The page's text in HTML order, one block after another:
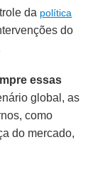
da política
do
essas
global, as
como
do mercado,